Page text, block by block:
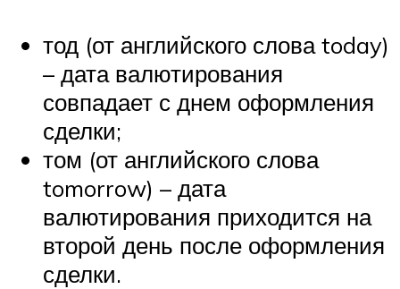
тод (от английского слова today)
– дата валютирования
совпадает с днем оформления
сделки;
том (от английского слова
tomorrow) – дата
валютирования приходится на
второй день после оформления
сделки.